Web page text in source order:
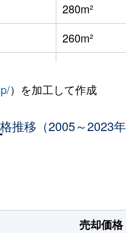
280m²
260m²
410m²
1700m²
1300m²
）を加工して作成
推移（2005～2023年
売却価格